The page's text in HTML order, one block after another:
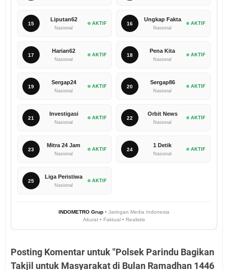
15
Liputan62
Nasional
AKTIF 16
Ungkap Fakta
Nasional
AKTIF
17
Harian62
Nasional
AKTIF 18
Pena Kita
Nasional
AKTIF
19
Sergap24
Nasional
AKTIF 20
Sergap86
Nasional
AKTIF
21
Investigasi
Nasional
AKTIF 22
Orbit News
Nasional
AKTIF
23
Mitra 24 Jam
Nasional
AKTIF 24
1 Detik
Nasional
AKTIF
25
Liga Peristiwa
Nasional
AKTIF
INDOMETRO Grup • Jaringan Media Indonesia
Akurat • Faktual • Realistis
Posting Komentar untuk "Polsek Parindu Bagikan
Takjil untuk Masyarakat di Bulan Ramadhan 1446